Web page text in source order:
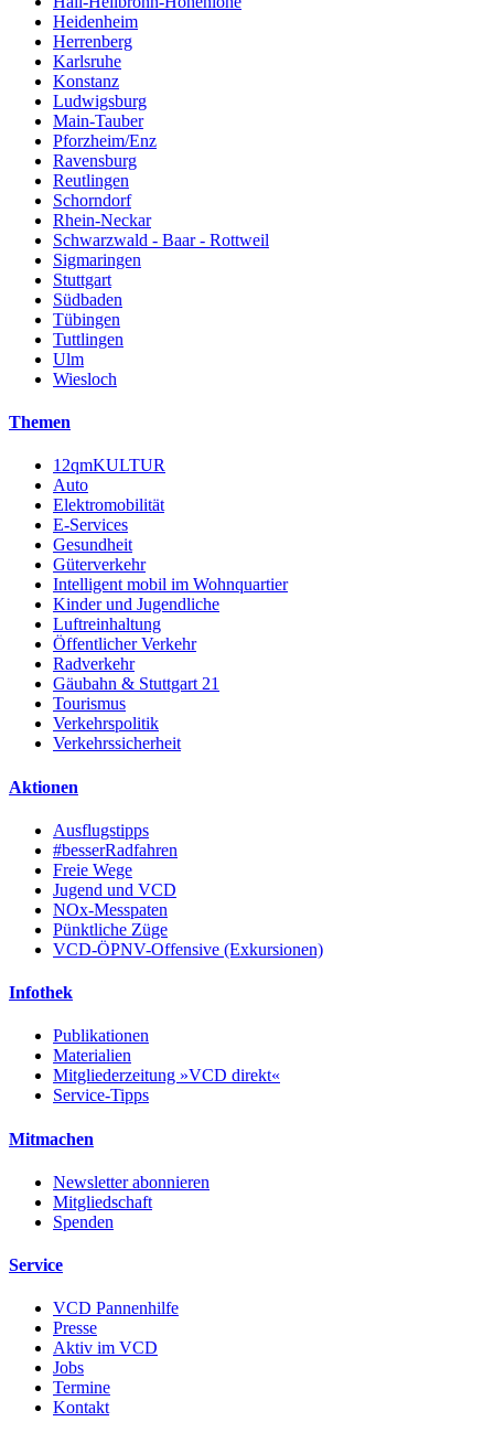
Heidenheim
Herrenberg
Karlsruhe
Konstanz
Ludwigsburg
Main-Tauber
Pforzheim/Enz
Ravensburg
Reutlingen
Schorndorf
Rhein-Neckar
Schwarzwald - Baar - Rottweil
Sigmaringen
Stuttgart
Südbaden
Tübingen
Tuttlingen
Ulm
Wiesloch
Themen
12qmKULTUR
Auto
Elektromobilität
E-Services
Gesundheit
Güterverkehr
Intelligent mobil im Wohnquartier
Kinder und Jugendliche
Luftreinhaltung
Öffentlicher Verkehr
Radverkehr
Gäubahn & Stuttgart 21
Tourismus
Verkehrspolitik
Verkehrssicherheit
Aktionen
Ausflugstipps
#besserRadfahren
Freie Wege
Jugend und VCD
NOx-Messpaten
Pünktliche Züge
VCD-ÖPNV-Offensive (Exkursionen)
Infothek
Publikationen
Materialien
Mitgliederzeitung »VCD direkt«
Service-Tipps
Mitmachen
Newsletter abonnieren
Mitgliedschaft
Spenden
Service
VCD Pannenhilfe
Presse
Aktiv im VCD
Jobs
Termine
Kontakt